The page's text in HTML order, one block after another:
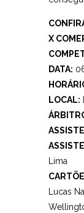
X
DATA:
LOCAL:
Lima
Lucas